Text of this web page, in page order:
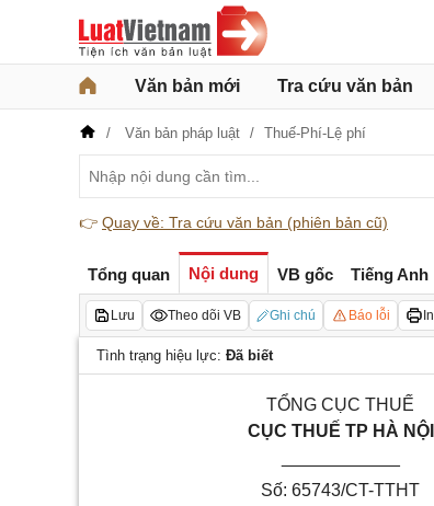
Văn bản mới Tra cứu văn bản
Văn bản pháp luật Thuế-Phí-Lệ phí
👉 Quay về: Tra cứu văn bản (phiên bản cũ)
Tổng quan Nội dung VB gốc Tiếng Anh
Lưu Theo dõi VB Ghi chú Báo lỗi In
Tình trạng hiệu lực: Đã biết
TỔNG CỤC THUẾ
CỤC THU Ế TP HÀ NỘI
Số: 65743/CT-TTHT